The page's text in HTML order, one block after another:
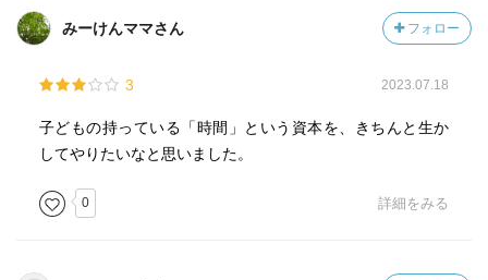
みーけんママさん フォロー
3 2023.07.18
子どもの持っている「時間」という資本を、きちんと生か
してやりたいなと思いました。
0 詳細をみる